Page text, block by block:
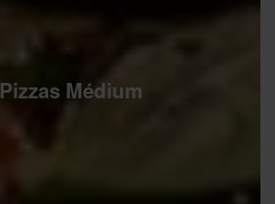
Pizzas Médium